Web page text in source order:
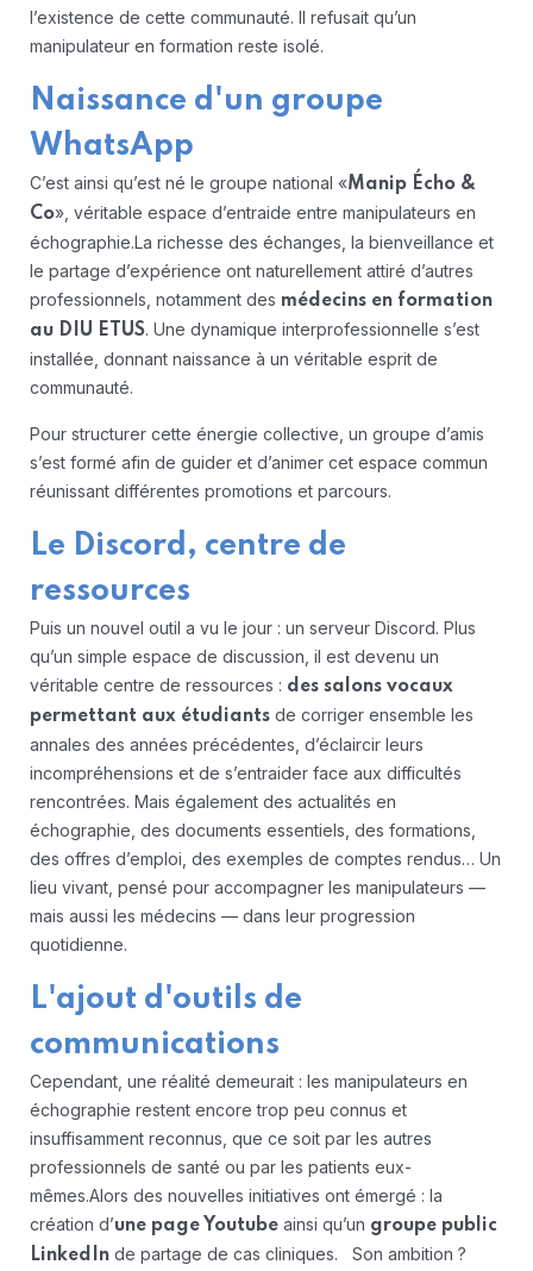
l’existence de cette communauté. Il refusait qu’un
manipulateur en formation reste isolé.
Naissance d'un groupe
WhatsApp
C’est ainsi qu’est né le groupe national «Manip Écho &
Co», véritable espace d’entraide entre manipulateurs en
échographie.La richesse des échanges, la bienveillance et
le partage d’expérience ont naturellement attiré d’autres
professionnels, notamment des médecins en formation
au DIU ETUS. Une dynamique interprofessionnelle s’est
installée, donnant naissance à un véritable esprit de
communauté.
Pour structurer cette énergie collective, un groupe d’amis
s’est formé afin de guider et d’animer cet espace commun
réunissant différentes promotions et parcours.
Le Discord, centre de
ressources
Puis un nouvel outil a vu le jour : un serveur Discord. Plus
qu’un simple espace de discussion, il est devenu un
véritable centre de ressources : des salons vocaux
permettant aux étudiants de corriger ensemble les
annales des années précédentes, d’éclaircir leurs
incompréhensions et de s’entraider face aux difficultés
rencontrées. Mais également des actualités en
échographie, des documents essentiels, des formations,
des offres d’emploi, des exemples de comptes rendus… Un
lieu vivant, pensé pour accompagner les manipulateurs —
mais aussi les médecins — dans leur progression
quotidienne.
L'ajout d'outils de
communications
Cependant, une réalité demeurait : les manipulateurs en
échographie restent encore trop peu connus et
insuffisamment reconnus, que ce soit par les autres
professionnels de santé ou par les patients eux-
mêmes.Alors des nouvelles initiatives ont émergé : la
création d’une page Youtube ainsi qu’un groupe public
LinkedIn de partage de cas cliniques. Son ambition ?